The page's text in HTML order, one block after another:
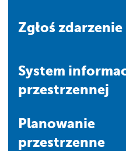
Zgłoś zdarzenie
system informacji
przestrzennej
Planowanie
przestrzenne